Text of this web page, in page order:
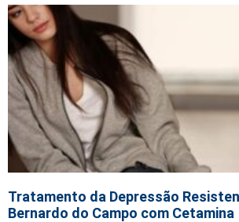
Tratamento da Depressão
Bernardo do Campo com Cetamina